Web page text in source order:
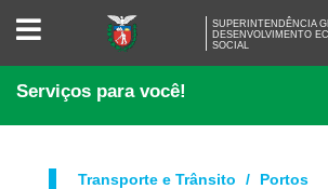
SUPERINTENDÊNCIA
DESENVOLVIMENTO
ECONÔMICO
E
SUPERINTENDÊNCIA
DESENVOLVIMENTO
SOCIAL
Serviços para você!
Transporte e Trânsito Portos